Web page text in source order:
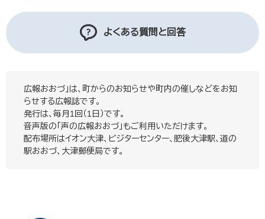
よくある質問と回答
広報おおづ」は、町からのお知らせや町内の催しなどをお知
らせする広報誌です。
発行は、毎月1回（1日）です。
音声版の「声の広報おおづ」もご利用いただけます。
配布場所はイオン大津、ビジターセンター、肥後大津駅、道の
駅おおづ、大津郵便局です。